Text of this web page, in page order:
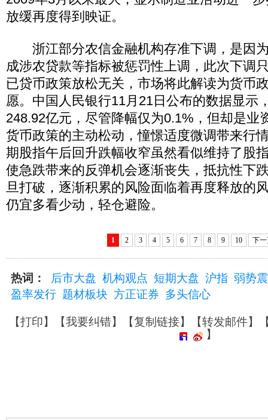
放缓再度得到映证。
浙江部分农信金融机构存准下调，是因
成涉农贷款等指标被惩罚性上调，此次下调
已贷币政策放松无关，市场将此解读为货币
愿。中国人民银行11月21日公布的数据显示
248.92亿元，尽管降幅仅为0.1%，但却是业
货币政策的主动松动，憧憬适度微调带来行
期股指午后回升跌幅收窄虽然看似维持了股
使急跌带来的反弹机会逐渐丧失，抵抗性下
旦打破，逐渐积累的风险面临着再度释放的
仍宜多看少动，轻仓避险。
1 2 3 4 5 6 7 8 9 10 下
热词： 后市大盘 机构观点 短期大盘 沪指 弱势
盈率发行 题材板块 方正证券 多头信心
【打印】【我要纠错】【复制链接】【转发邮件】
】